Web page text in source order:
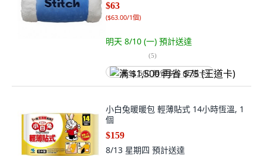
$63
($63.00/1個)
明天 8/10 (一) 預計送達
(5)
满 $1,500 再省 $75 (王道卡)
小白兔暖暖包 輕薄貼式 14小時恆溫, 1
個
$159
8/13 星期四 預計送達